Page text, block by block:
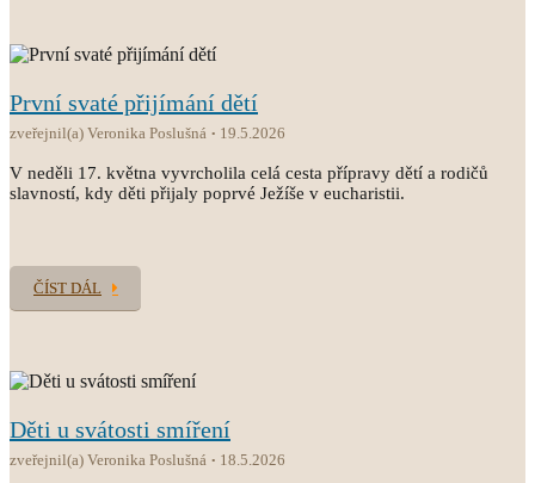
První svaté přijímání dětí
zveřejnil(a) Veronika Poslušná 19.5.2026
V neděli 17. května vyvrcholila celá cesta přípravy dětí a rodičů
slavností, kdy děti přijaly poprvé Ježíše v eucharistii.
ČÍST DÁL
Děti u svátosti smíření
zveřejnil(a) Veronika Poslušná 18.5.2026